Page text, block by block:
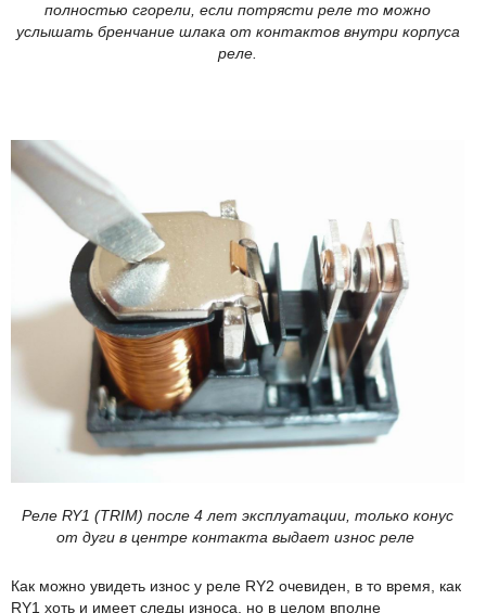
полностью сгорели, если потрясти реле то можно
услышать бренчание шлака от контактов внутри корпуса
реле.
Реле RY1 (TRIM) после 4 лет эксплуатации, только конус
от дуги в центре контакта выдает износ реле
Как можно увидеть износ у реле RY2 очевиден, в то время, как
RY1 хоть и имеет следы износа, но в целом вполне